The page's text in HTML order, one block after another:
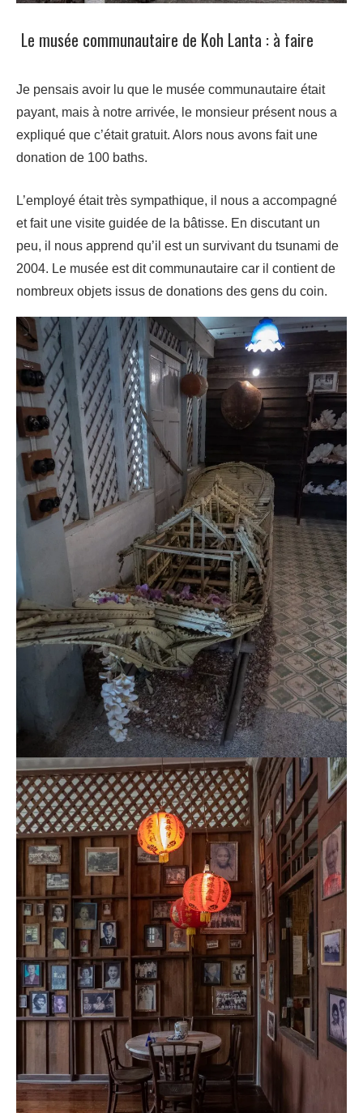
Le musée communautaire de Koh Lanta : à faire
Je pensais avoir lu que le musée communautaire était
payant, mais à notre arrivée, le monsieur présent nous a
expliqué que c’était gratuit. Alors nous avons fait une
donation de 100 baths.
L’employé était très sympathique, il nous a accompagné
et fait une visite guidée de la bâtisse. En discutant un
peu, il nous apprend qu’il est un survivant du tsunami de
2004. Le musée est dit communautaire car il contient de
nombreux objets issus de donations des gens du coin.